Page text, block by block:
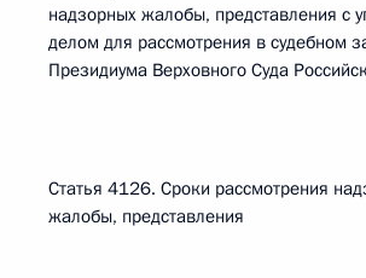
надзорных жалобы, представления с
делом для рассмотрения в судебном
Президиума Верховного Суда
Статья 4126. Сроки рассмотрения
жалобы, представления